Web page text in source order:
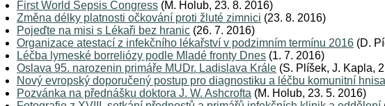
First World Sepsis Congress (M. Holub, 23. 8. 2016)
Změna délky platnosti očkování proti žluté zimnici (23. 8. 2016)
Pojeďte na misi s Lékaři bez hranic (26. 7. 2016)
Organizace atestací z infekčního lékařství v podzimním termínu 2016 (D.
Léčba lymeské borreliózy podle Mladé fronty Dnes (1. 7. 2016)
Oslava 95. narozenin primáře MUDr. Ladislava Krále (S. Plíšek, J. Kapla,
Nový evropský doporučený postup pro diagnostiku a léčbu komunitní
Pozvánka na přednášku doktora J. W. Ashcrofta (M. Holub, 23. 5. 2016)